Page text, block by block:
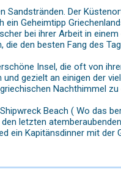
Sandstränden. Der
Geheimtipp
bei ihrer Arbeit in
den besten Fang des
Insel, die oft von
gezielt an einigen der
Nachthimmel zu
Beach ( Wo das
letzten
ein Kapitänsdinner mit der